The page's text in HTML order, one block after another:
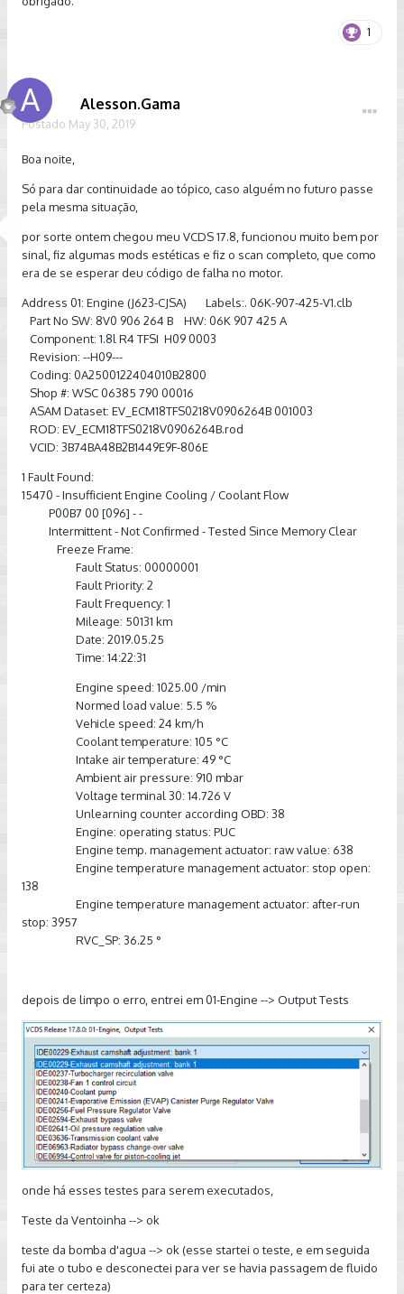
1
Alesson.Gama
Postado May 30, 2019
Boa noite,
Só para dar continuidade ao tópico, caso alguém no futuro passe
pela mesma situação,
por sorte ontem chegou meu VCDS 17.8, funcionou muito bem por
sinal, fiz algumas mods estéticas e fiz o scan completo, que como
era de se esperar deu código de falha no motor.
Address 01: Engine (J623-CJSA) Labels:. 06K-907-425-V1.clb
Part No SW: 8V0 906 264 B HW: 06K 907 425 A
Component: 1.8l R4 TFSI H09 0003
Revision: --H09---
Coding: 0A2500122404010B2800
Shop #: WSC 06385 790 00016
ASAM Dataset: EV_ECM18TFS0218V0906264B 001003
ROD: EV_ECM18TFS0218V0906264B.rod
VCID: 3B74BA48B2B1449E9F-806E
1 Fault Found:
15470 - Insufficient Engine Cooling / Coolant Flow
P00B7 00 [096] - -
Intermittent - Not Confirmed - Tested Since Memory Clear
Freeze Frame:
Fault Status: 00000001
Fault Priority: 2
Fault Frequency: 1
Mileage: 50131 km
Date: 2019.05.25
Time: 14:22:31
Engine speed: 1025.00 /min
Normed load value: 5.5 %
Vehicle speed: 24 km/h
Coolant temperature: 105 °C
Intake air temperature: 49 °C
Ambient air pressure: 910 mbar
Voltage terminal 30: 14.726 V
Unlearning counter according OBD: 38
Engine: operating status: PUC
Engine temp. management actuator: raw value: 638
Engine temperature management actuator: stop open:
138
Engine temperature management actuator: after-run
stop: 3957
RVC_SP: 36.25 °
depois de limpo o erro, entrei em 01-Engine --> Output Tests
onde há esses testes para serem executados,
Teste da Ventoinha --> ok
teste da bomba d'agua --> ok (esse startei o teste, e em seguida
fui ate o tubo e desconectei para ver se havia passagem de fluido
para ter certeza)